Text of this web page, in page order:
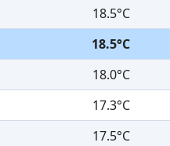
18.5°C
18.5°C
18.0°C
17.3°C
17.5°C